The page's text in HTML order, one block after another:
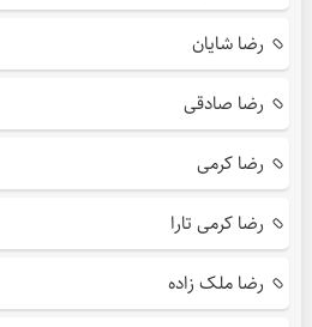
رضا شایان
رضا صادقی
رضا کرمی
رضا کرمی تارا
رضا ملک زاده